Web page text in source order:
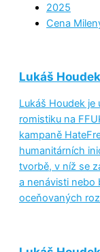
2025
Cena
Lukáš Houdek
Lukáš Houdek
romistiku na
kampaně
humanitárních
tvorbě, v níž se
a nenávisti nebo
oceňovaných